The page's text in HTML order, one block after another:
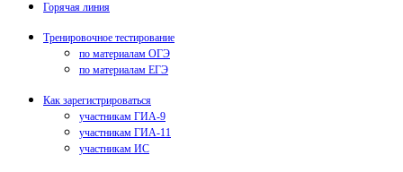
Горячая линия
Тренировочное тестирование
по материалам ОГЭ
по материалам ЕГЭ
Как зарегистрироваться
участникам ГИА-9
участникам ГИА-11
участникам ИС